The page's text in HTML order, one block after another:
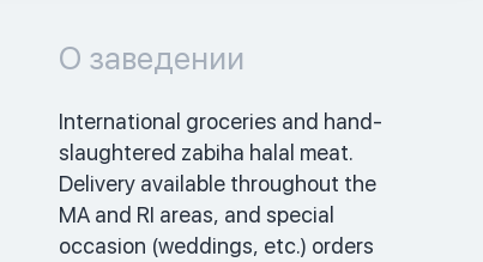
О заведении
International groceries and hand-
slaughtered zabiha halal meat.
Delivery available throughout the
MA and RI areas, and special
occasion (weddings, etc.) orders